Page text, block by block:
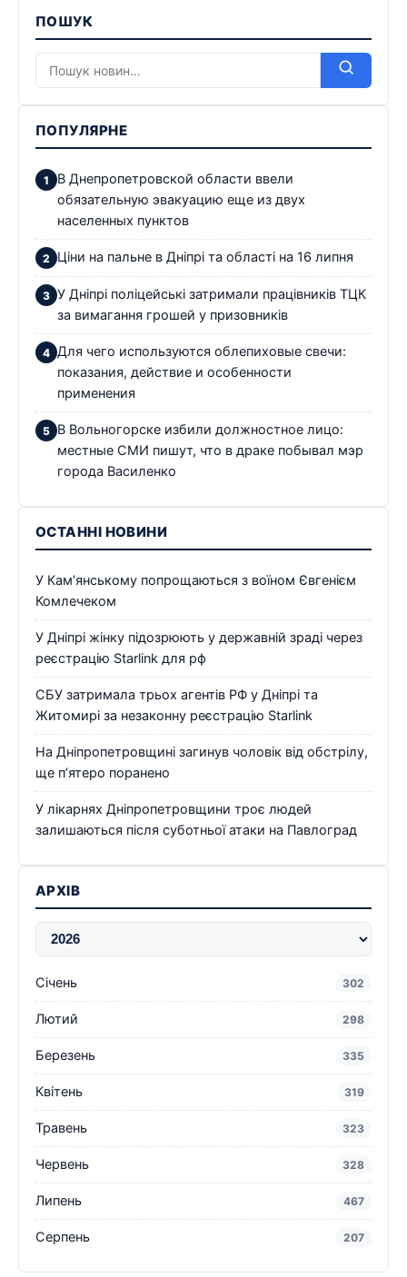
ПОШУК
ПОПУЛЯРНЕ
В Днепропетровской области ввели
обязательную эвакуацию еще из двух
населенных пунктов
Ціни на пальне в Дніпрі та області на 16 липня
У Дніпрі поліцейські затримали працівників ТЦК
за вимагання грошей у призовників
Для чего используются облепиховые свечи:
показания, действие и особенности
применения
В Вольногорске избили должностное лицо:
местные СМИ пишут, что в драке побывал мэр
города Василенко
ОСТАННІ НОВИНИ
У Кам’янському попрощаються з воїном Євгенієм
Комлечеком
У Дніпрі жінку підозрюють у державній зраді через
реєстрацію Starlink для рф
СБУ затримала трьох агентів РФ у Дніпрі та
Житомирі за незаконну реєстрацію Starlink
На Дніпропетровщині загинув чоловік від обстрілу,
ще п’ятеро поранено
У лікарнях Дніпропетровщини троє людей
залишаються після суботньої атаки на Павлоград
АРХІВ
Січень 302
Лютий 298
Березень 335
Квітень 319
Травень 323
Червень 328
Липень 467
Серпень 207